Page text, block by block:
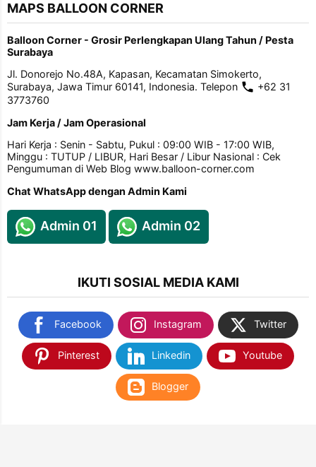
MAPS BALLOON CORNER
Balloon Corner - Grosir Perlengkapan Ulang Tahun / Pesta
Surabaya
Jl. Donorejo No.48A, Kapasan, Kecamatan Simokerto,
Surabaya, Jawa Timur 60141, Indonesia. Telepon
+62 31
3773760
Jam Kerja / Jam Operasional
Hari Kerja : Senin - Sabtu, Pukul : 09:00 WIB - 17:00 WIB,
Minggu : TUTUP / LIBUR, Hari Besar / Libur Nasional : Cek
Pengumuman di Web Blog www.balloon-corner.com
Chat WhatsApp dengan Admin Kami
Admin 01 Admin 02
IKUTI SOSIAL MEDIA KAMI
Facebook Instagram Twitter
Pinterest Linkedin Youtube
Blogger